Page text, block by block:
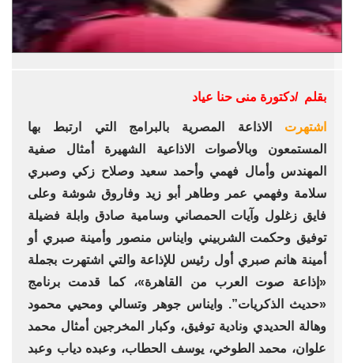
بقلم /دكتورة منى حنا عياد
اشتهرت الاذاعة المصرية بالبرامج التي ارتبط بها
المستمعون وبالأصوات الاذاعية الشهيرة أمثال صفية
المهندس وأمال فهمي وأحمد سعيد وصلاح زكي وصبري
سلامة وفهمي عمر وطاهر أبو زيد وفاروق شوشة وعلى
فايق زغلول وآيات الحمصاني وسامية صادق وابلة فضيلة
توفيق وحكمت الشربيني وايناس منصور وأمينة صبري أو
أمينة هانم صبري أول رئيس للإذاعة والتي اشتهرت بجملة
«إذاعة صوت العرب من القاهرة»، كما قدمت برنامج
«حديث الذكريات”. وايناس جوهر وتسالي ومحيي محمود
وهالة الحديدي ونادية توفيق، وكبار المخرجين أمثال محمد
علوان، محمد الطوخي، يوسف الحطاب، وعبده دياب وعبد